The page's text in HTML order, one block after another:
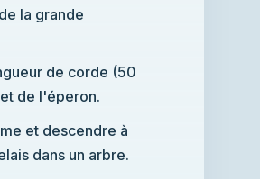
la grande
de corde (50
de l'éperon.
et descendre à
dans un arbre.